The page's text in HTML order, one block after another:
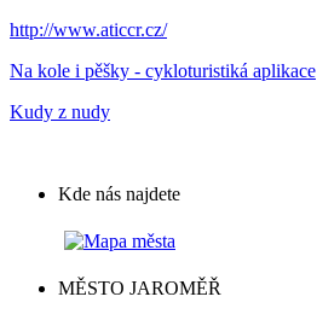
http://www.aticcr.cz/
Na kole i pěšky - cykloturistiká aplikace
Kudy z nudy
Kde nás najdete
MĚSTO JAROMĚŘ